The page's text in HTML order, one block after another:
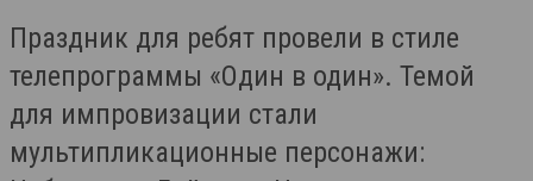
Праздник для ребят провели в стиле
телепрограммы «Один в один». Темой
для импровизации стали
мультипликационные персонажи: